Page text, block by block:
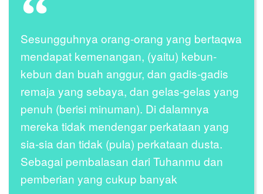
Sesungguhnya orang-orang yang bertaqwa
mendapat kemenangan, (yaitu) kebun-
kebun dan buah anggur, dan gadis-gadis
remaja yang sebaya, dan gelas-gelas yang
penuh (berisi minuman). Di dalamnya
mereka tidak mendengar perkataan yang
sia-sia dan tidak (pula) perkataan dusta.
Sebagai pembalasan dari Tuhanmu dan
pemberian yang cukup banyak